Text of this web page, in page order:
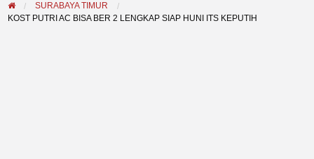
SURABAYA TIMUR
KOST PUTRI AC BISA BER 2 LENGKAP SIAP HUNI ITS KEPUTIH